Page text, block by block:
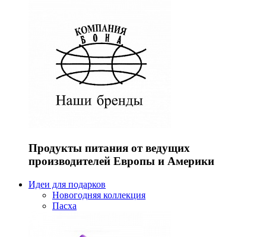
Продукты питания от ведущих
производителей Европы и Америки
Идеи для подарков
Новогодняя коллекция
Пасха